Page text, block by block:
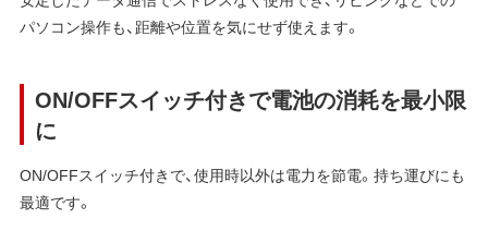
パソコン操作も、距離や位置を気にせず使えます。
ON/OFFスイッチ付きで電池の消耗を最小限
に
ON/OFFスイッチ付きで、使用時以外は電力を節電。持ち運びにも
最適です。